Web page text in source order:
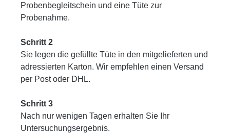
Probenbegleitschein und eine Tüte zur
Probenahme.
Schritt 2
Sie legen die gefüllte Tüte in den mitgelieferten und
adressierten Karton. Wir empfehlen einen Versand
per Post oder DHL.
Schritt 3
Nach nur wenigen Tagen erhalten Sie Ihr
Untersuchungsergebnis.